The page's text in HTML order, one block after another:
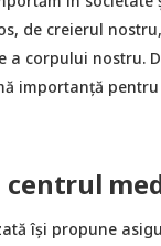
de creierul
a corpului nostru.
importanță
centrul
îşi propune